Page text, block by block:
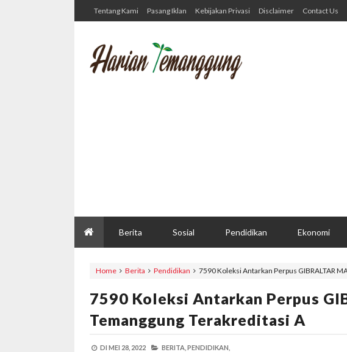
Tentang Kami Pasang Iklan Kebijakan Privasi Disclaimer Contact Us
Berita Sosial Pendidikan Ekonomi
Home Berita Pendidikan 7590 Koleksi Antarkan Perpus GIBRALTAR
7590 Koleksi Antarkan Perpus
Temanggung Terakreditasi A
DI MEI 28, 2022 BERITA, PENDIDIKAN,